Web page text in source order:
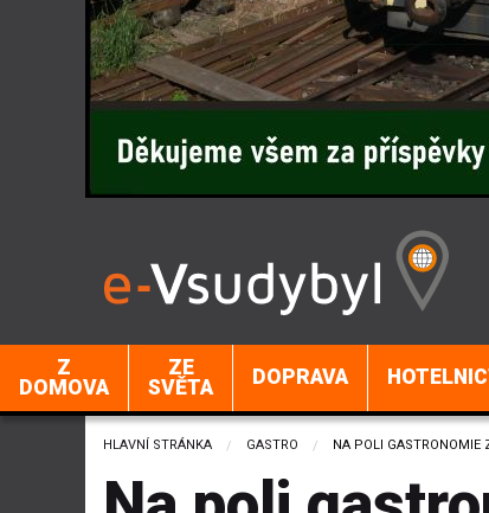
Z
DOMOVA
ZE
SVĚTA
DOPRAVA
HLAVNÍ STRÁNKA GASTRO CURRENT:
NA POLI GASTRONOMIE